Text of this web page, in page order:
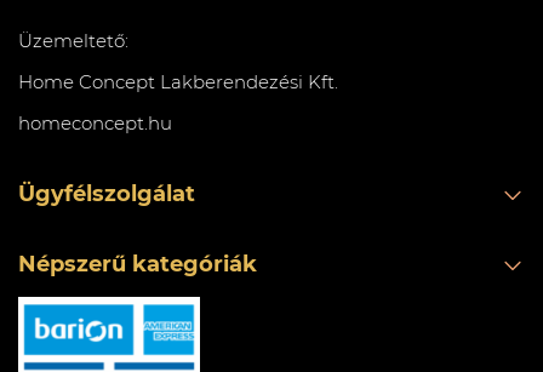
Üzemeltető:
Home Concept Lakberendezési Kft.
homeconcept.hu
Ügyfélszolgálat
Népszerű kategóriák